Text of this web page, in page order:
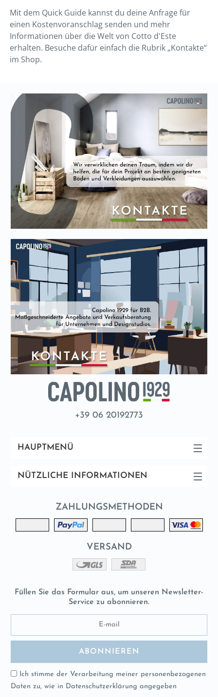
Mit dem Quick Guide kannst du deine Anfrage für
einen Kostenvoranschlag senden und mehr
Informationen über die Welt von Cotto d'Este
erhalten. Besuche dafür einfach die Rubrik „Kontakte“
im Shop.
+39 06 20192773
HAUPTMENÜ
NÜTZLICHE INFORMATIONEN
ZAHLUNGSMETHODEN
VERSAND
Füllen Sie das Formular aus, um unseren Newsletter-
Service zu abonnieren.
Ich stimme der Verarbeitung meiner personenbezogenen
Daten zu, wie in Datenschutzerklärung angegeben